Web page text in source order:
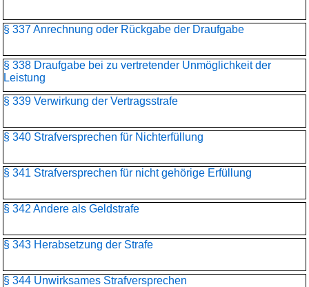
§ 337 Anrechnung oder Rückgabe der Draufgabe
§ 338 Draufgabe bei zu vertretender Unmöglichkeit der
Leistung
§ 339 Verwirkung der Vertragsstrafe
§ 340 Strafversprechen für Nichterfüllung
§ 341 Strafversprechen für nicht gehörige Erfüllung
§ 342 Andere als Geldstrafe
§ 343 Herabsetzung der Strafe
§ 344 Unwirksames Strafversprechen